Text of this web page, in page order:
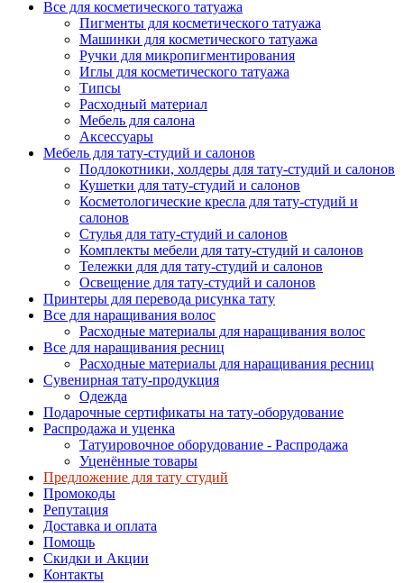
Все для косметического татуажа
Пигменты для косметического татуажа
Машинки для косметического татуажа
Ручки для микропигментирования
Иглы для косметического татуажа
Типсы
Расходный материал
Мебель для салона
Аксессуары
Мебель для тату-студий и салонов
Подлокотники, холдеры для тату-студий и салонов
Кушетки для тату-студий и салонов
Косметологические кресла для тату-студий и
салонов
Стулья для тату-студий и салонов
Комплекты мебели для тату-студий и салонов
Тележки для для тату-студий и салонов
Освещение для тату-студий и салонов
Принтеры для перевода рисунка тату
Все для наращивания волос
Расходные материалы для наращивания волос
Все для наращивания ресниц
Расходные материалы для наращивания ресниц
Сувенирная тату-продукция
Одежда
Подарочные сертификаты на тату-оборудование
Распродажа и уценка
Татуировочное оборудование - Распродажа
Уценённые товары
Предложение для тату студий
Промокоды
Репутация
Доставка и оплата
Помощь
Скидки и Акции
Контакты